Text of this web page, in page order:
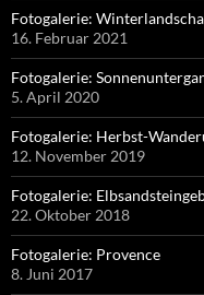
Fotogalerie:
16. Februar 2021
Fotogalerie:
5. April 2020
Fotogalerie: Herbst-
12. November 2019
Fotogalerie:
22. Oktober 2018
Fotogalerie: Provence
8. Juni 2017